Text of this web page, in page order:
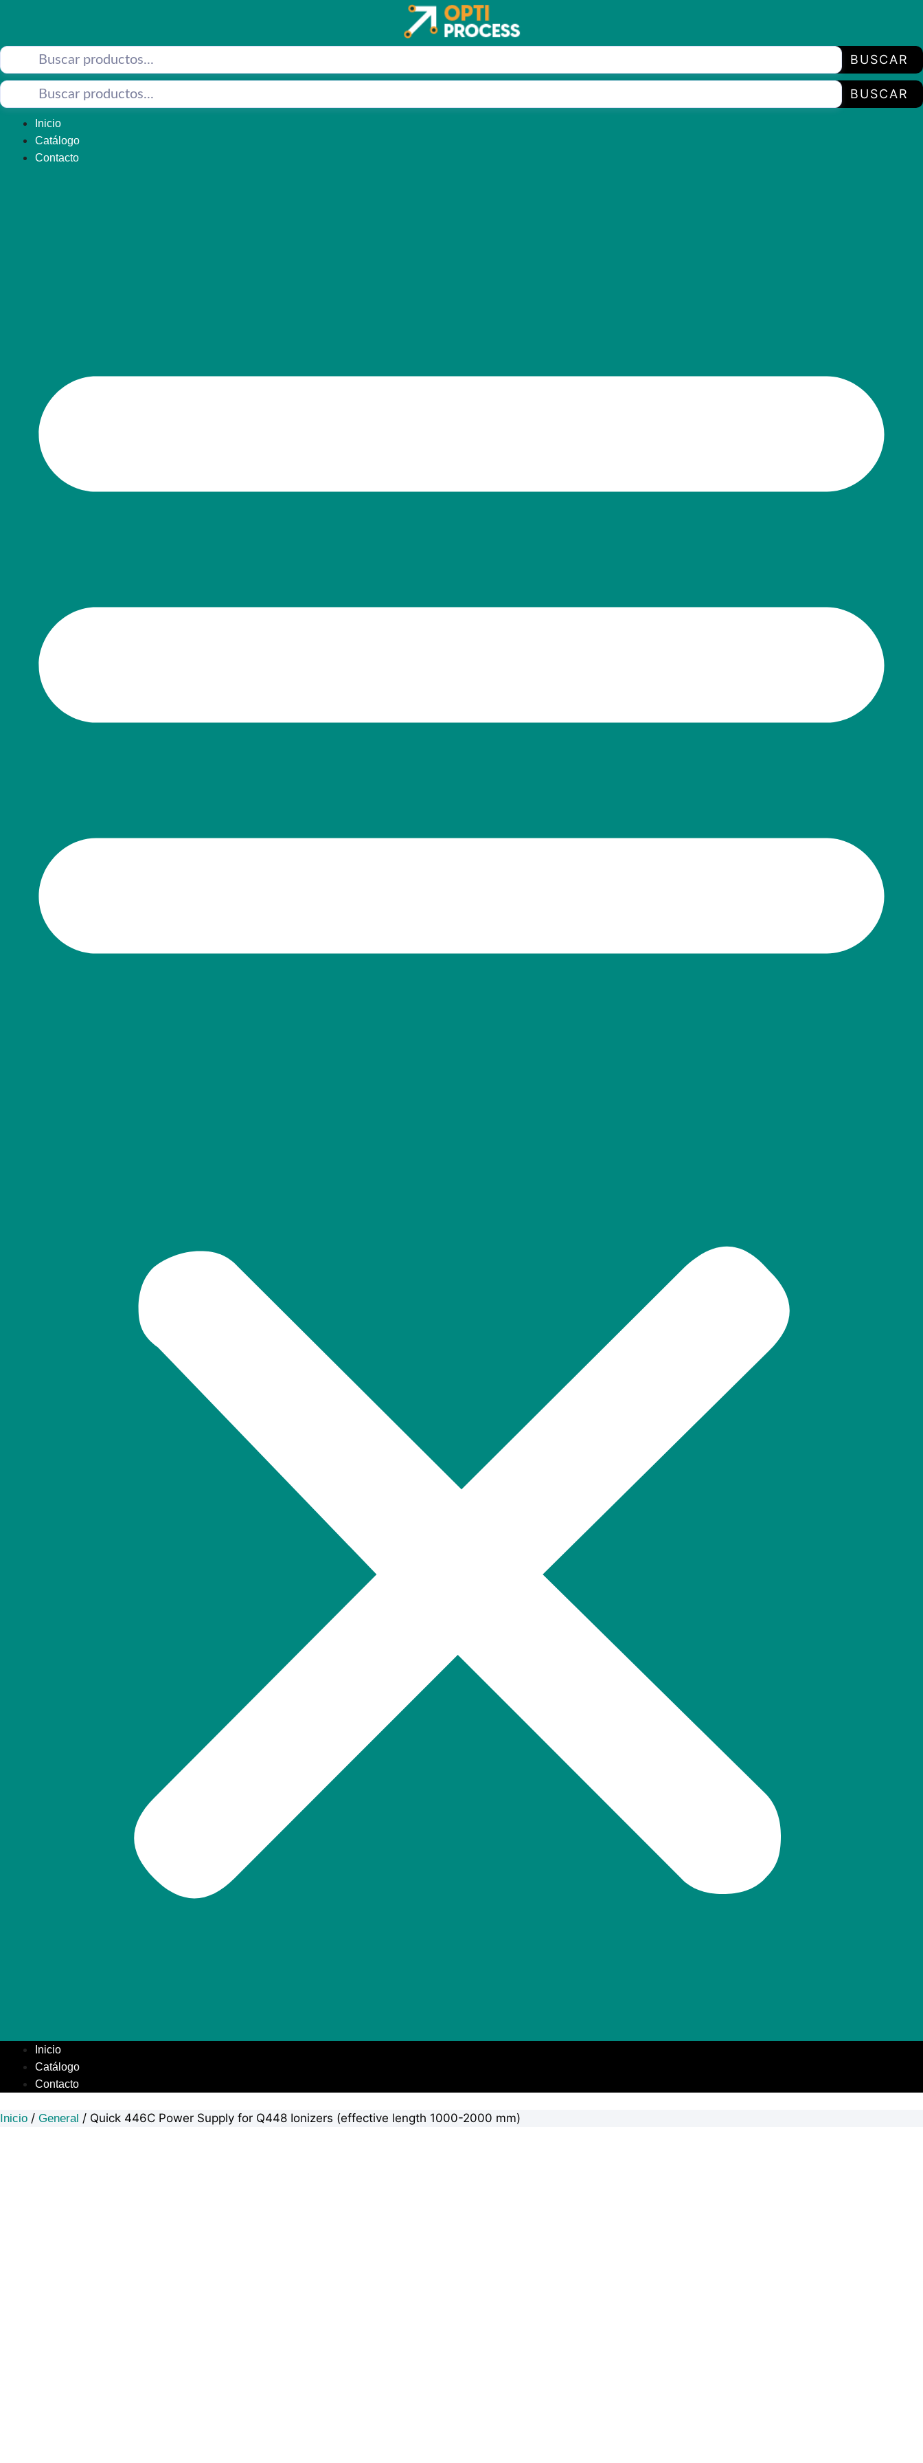
BUSCAR
BUSCAR
Inicio
Catálogo
Contacto
Inicio
Catálogo
Contacto
Inicio / General / Quick 446C Power Supply for Q448 Ionizers (effective length 1000-2000 mm)